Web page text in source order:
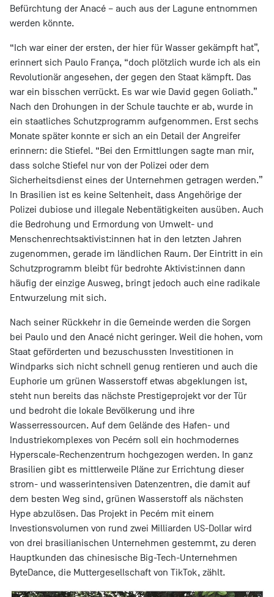
Befürchtung der Anacé – auch aus der Lagune entnommen
werden könnte.
“Ich war einer der ersten, der hier für Wasser gekämpft hat”,
erinnert sich Paulo França, “doch plötzlich wurde ich als ein
Revolutionär angesehen, der gegen den Staat kämpft. Das
war ein bisschen verrückt. Es war wie David gegen Goliath.”
Nach den Drohungen in der Schule tauchte er ab, wurde in
ein staatliches Schutzprogramm aufgenommen. Erst sechs
Monate später konnte er sich an ein Detail der Angreifer
erinnern: die Stiefel. “Bei den Ermittlungen sagte man mir,
dass solche Stiefel nur von der Polizei oder dem
Sicherheitsdienst eines der Unternehmen getragen werden.”
In Brasilien ist es keine Seltenheit, dass Angehörige der
Polizei dubiose und illegale Nebentätigkeiten ausüben. Auch
die Bedrohung und Ermordung von Umwelt- und
Menschenrechtsaktivist:innen hat in den letzten Jahren
zugenommen, gerade im ländlichen Raum. Der Eintritt in ein
Schutzprogramm bleibt für bedrohte Aktivist:innen dann
häufig der einzige Ausweg, bringt jedoch auch eine radikale
Entwurzelung mit sich.
Nach seiner Rückkehr in die Gemeinde werden die Sorgen
bei Paulo und den Anacé nicht geringer. Weil die hohen, vom
Staat geförderten und bezuschussten Investitionen in
Windparks sich nicht schnell genug rentieren und auch die
Euphorie um grünen Wasserstoff etwas abgeklungen ist,
steht nun bereits das nächste Prestigeprojekt vor der Tür
und bedroht die lokale Bevölkerung und ihre
Wasserressourcen. Auf dem Gelände des Hafen- und
Industriekomplexes von Pecém soll ein hochmodernes
Hyperscale-Rechenzentrum hochgezogen werden. In ganz
Brasilien gibt es mittlerweile Pläne zur Errichtung dieser
strom- und wasserintensiven Datenzentren, die damit auf
dem besten Weg sind, grünen Wasserstoff als nächsten
Hype abzulösen. Das Projekt in Pecém mit einem
Investionsvolumen von rund zwei Milliarden US-Dollar wird
von drei brasilianischen Unternehmen gestemmt, zu deren
Hauptkunden das chinesische Big-Tech-Unternehmen
ByteDance, die Muttergesellschaft von TikTok, zählt.